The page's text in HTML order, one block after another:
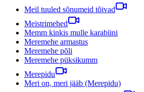
Meil tuuled sõnumeid tõivad
Meistrimehed
Memm kinkis mulle karabiini
Meremehe armastus
Meremehe põli
Meremehe püksikumm
Merepidu
Meri on, meri jääb (Merepidu)